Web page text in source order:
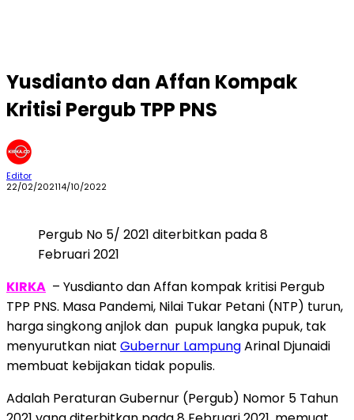
Yusdianto dan Affan Kompak
Kritisi Pergub TPP PNS
Editor
22/02/202114/10/2022
Pergub No 5/ 2021 diterbitkan pada 8
Februari 2021
KIRKA – Yusdianto dan Affan kompak kritisi Pergub
TPP PNS. Masa Pandemi, Nilai Tukar Petani (NTP) turun,
harga singkong anjlok dan pupuk langka pupuk, tak
menyurutkan niat Gubernur LampungArinal Djunaidi
membuat kebijakan tidak populis.
Adalah Peraturan Gubernur (Pergub) Nomor 5 Tahun